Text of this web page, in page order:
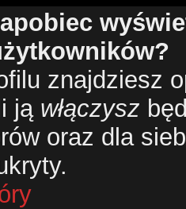
znajdziesz
ją włączysz
oraz dla